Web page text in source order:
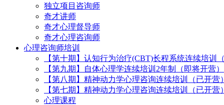
独立项目咨询师
奇才讲师
奇才心理督导师
奇才心理咨询师
心理咨询师培训
【第十期】认知行为治疗(CBT)长程系统连续培训
【第九期】自体心理学连续培训2年制（即将开营）
【第八期】精神动力学心理咨询连续培训（已开营）
【第七期】精神动力学心理咨询连续培训（已开营）
心理课程